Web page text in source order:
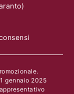
gennaio 2025